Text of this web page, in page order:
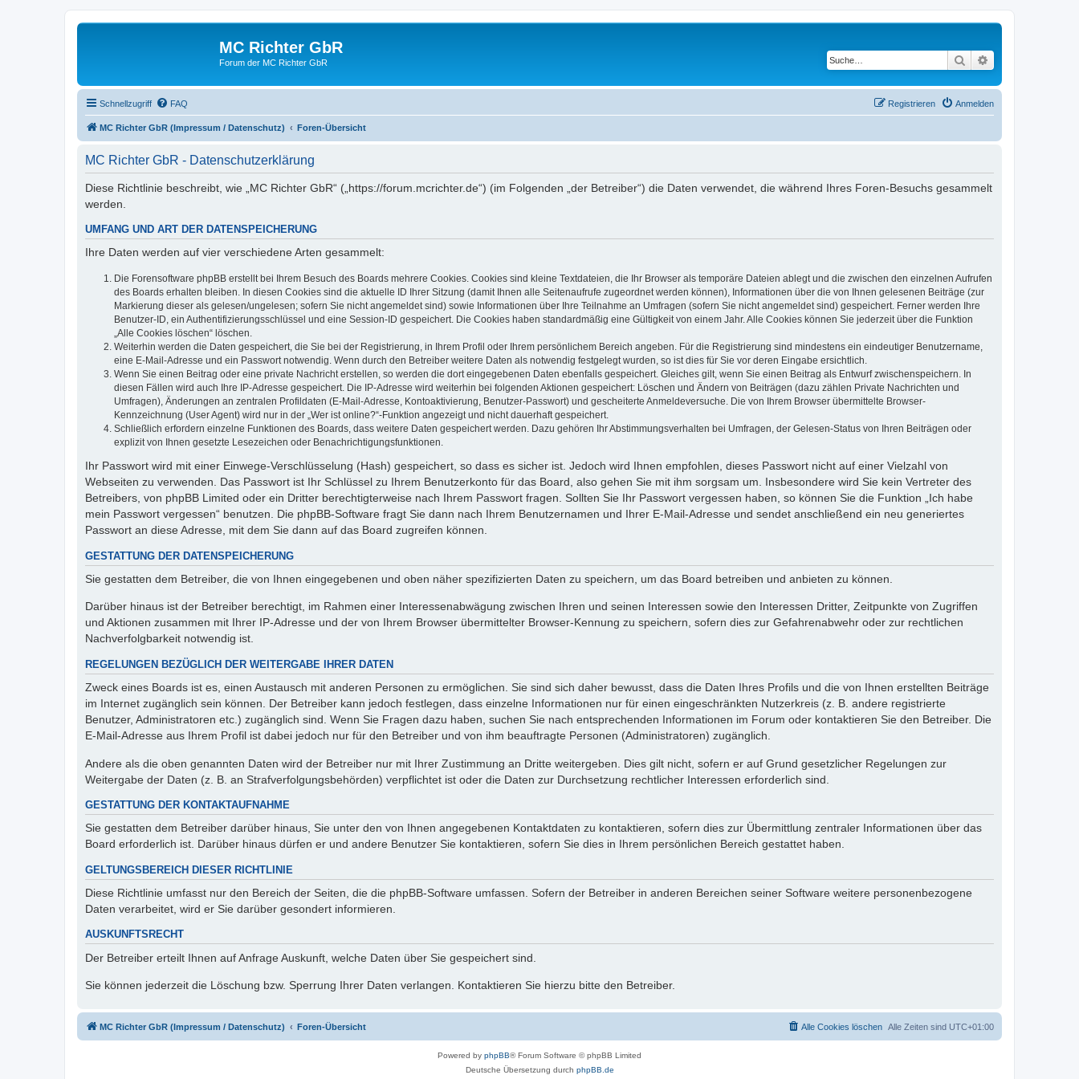
MC Richter GbR
Forum der MC Richter GbR Suche
Schnellzugriff FAQ Anmelden
Registrieren
MC Richter GbR (Impressum / Datenschutz) Foren-Übersicht
MC Richter GbR - Datenschutzerklärung
Diese Richtlinie beschreibt, wie „MC Richter GbR“ („https://forum.mcrichter.de“) (im Folgenden „der Betreiber“) die Daten verwendet, die während Ihres Foren-Besuchs gesammelt
werden.
UMFANG UND ART DER DATENSPEICHERUNG
Ihre Daten werden auf vier verschiedene Arten gesammelt:
Die Forensoftware phpBB erstellt bei Ihrem Besuch des Boards mehrere Cookies. Cookies sind kleine Textdateien, die Ihr Browser als temporäre Dateien ablegt und die zwischen den einzelnen Aufrufen
des Boards erhalten bleiben. In diesen Cookies sind die aktuelle ID Ihrer Sitzung (damit Ihnen alle Seitenaufrufe zugeordnet werden können), Informationen über die von Ihnen gelesenen Beiträge (zur
Markierung dieser als gelesen/ungelesen; sofern Sie nicht angemeldet sind) sowie Informationen über Ihre Teilnahme an Umfragen (sofern Sie nicht angemeldet sind) gespeichert. Ferner werden Ihre
Benutzer-ID, ein Authentifizierungsschlüssel und eine Session-ID gespeichert. Die Cookies haben standardmäßig eine Gültigkeit von einem Jahr. Alle Cookies können Sie jederzeit über die Funktion
„Alle Cookies löschen“ löschen.
Weiterhin werden die Daten gespeichert, die Sie bei der Registrierung, in Ihrem Profil oder Ihrem persönlichem Bereich angeben. Für die Registrierung sind mindestens ein eindeutiger Benutzername,
eine E-Mail-Adresse und ein Passwort notwendig. Wenn durch den Betreiber weitere Daten als notwendig festgelegt wurden, so ist dies für Sie vor deren Eingabe ersichtlich.
Wenn Sie einen Beitrag oder eine private Nachricht erstellen, so werden die dort eingegebenen Daten ebenfalls gespeichert. Gleiches gilt, wenn Sie einen Beitrag als Entwurf zwischenspeichern. In
diesen Fällen wird auch Ihre IP-Adresse gespeichert. Die IP-Adresse wird weiterhin bei folgenden Aktionen gespeichert: Löschen und Ändern von Beiträgen (dazu zählen Private Nachrichten und
Umfragen), Änderungen an zentralen Profildaten (E-Mail-Adresse, Kontoaktivierung, Benutzer-Passwort) und gescheiterte Anmeldeversuche. Die von Ihrem Browser übermittelte Browser-
Kennzeichnung (User Agent) wird nur in der „Wer ist online?“-Funktion angezeigt und nicht dauerhaft gespeichert.
Schließlich erfordern einzelne Funktionen des Boards, dass weitere Daten gespeichert werden. Dazu gehören Ihr Abstimmungsverhalten bei Umfragen, der Gelesen-Status von Ihren Beiträgen oder
explizit von Ihnen gesetzte Lesezeichen oder Benachrichtigungsfunktionen.
Ihr Passwort wird mit einer Einwege-Verschlüsselung (Hash) gespeichert, so dass es sicher ist. Jedoch wird Ihnen empfohlen, dieses Passwort nicht auf einer Vielzahl von
Webseiten zu verwenden. Das Passwort ist Ihr Schlüssel zu Ihrem Benutzerkonto für das Board, also gehen Sie mit ihm sorgsam um. Insbesondere wird Sie kein Vertreter des
Betreibers, von phpBB Limited oder ein Dritter berechtigterweise nach Ihrem Passwort fragen. Sollten Sie Ihr Passwort vergessen haben, so können Sie die Funktion „Ich habe
mein Passwort vergessen“ benutzen. Die phpBB-Software fragt Sie dann nach Ihrem Benutzernamen und Ihrer E-Mail-Adresse und sendet anschließend ein neu generiertes
Passwort an diese Adresse, mit dem Sie dann auf das Board zugreifen können.
GESTATTUNG DER DATENSPEICHERUNG
Sie gestatten dem Betreiber, die von Ihnen eingegebenen und oben näher spezifizierten Daten zu speichern, um das Board betreiben und anbieten zu können.
Darüber hinaus ist der Betreiber berechtigt, im Rahmen einer Interessenabwägung zwischen Ihren und seinen Interessen sowie den Interessen Dritter, Zeitpunkte von Zugriffen
und Aktionen zusammen mit Ihrer IP-Adresse und der von Ihrem Browser übermittelter Browser-Kennung zu speichern, sofern dies zur Gefahrenabwehr oder zur rechtlichen
Nachverfolgbarkeit notwendig ist.
REGELUNGEN BEZÜGLICH DER WEITERGABE IHRER DATEN
Zweck eines Boards ist es, einen Austausch mit anderen Personen zu ermöglichen. Sie sind sich daher bewusst, dass die Daten Ihres Profils und die von Ihnen erstellten Beiträge
im Internet zugänglich sein können. Der Betreiber kann jedoch festlegen, dass einzelne Informationen nur für einen eingeschränkten Nutzerkreis (z. B. andere registrierte
Benutzer, Administratoren etc.) zugänglich sind. Wenn Sie Fragen dazu haben, suchen Sie nach entsprechenden Informationen im Forum oder kontaktieren Sie den Betreiber. Die
E-Mail-Adresse aus Ihrem Profil ist dabei jedoch nur für den Betreiber und von ihm beauftragte Personen (Administratoren) zugänglich.
Andere als die oben genannten Daten wird der Betreiber nur mit Ihrer Zustimmung an Dritte weitergeben. Dies gilt nicht, sofern er auf Grund gesetzlicher Regelungen zur
Weitergabe der Daten (z. B. an Strafverfolgungsbehörden) verpflichtet ist oder die Daten zur Durchsetzung rechtlicher Interessen erforderlich sind.
GESTATTUNG DER KONTAKTAUFNAHME
Sie gestatten dem Betreiber darüber hinaus, Sie unter den von Ihnen angegebenen Kontaktdaten zu kontaktieren, sofern dies zur Übermittlung zentraler Informationen über das
Board erforderlich ist. Darüber hinaus dürfen er und andere Benutzer Sie kontaktieren, sofern Sie dies in Ihrem persönlichen Bereich gestattet haben.
GELTUNGSBEREICH DIESER RICHTLINIE
Diese Richtlinie umfasst nur den Bereich der Seiten, die die phpBB-Software umfassen. Sofern der Betreiber in anderen Bereichen seiner Software weitere personenbezogene
Daten verarbeitet, wird er Sie darüber gesondert informieren.
AUSKUNFTSRECHT
Der Betreiber erteilt Ihnen auf Anfrage Auskunft, welche Daten über Sie gespeichert sind.
Sie können jederzeit die Löschung bzw. Sperrung Ihrer Daten verlangen. Kontaktieren Sie hierzu bitte den Betreiber.
MC Richter GbR (Impressum / Datenschutz) Foren-Übersicht Alle Zeiten sind UTC+01:00
Alle Cookies löschen
Powered by phpBB® Forum Software © phpBB Limited
Deutsche Übersetzung durch phpBB.de